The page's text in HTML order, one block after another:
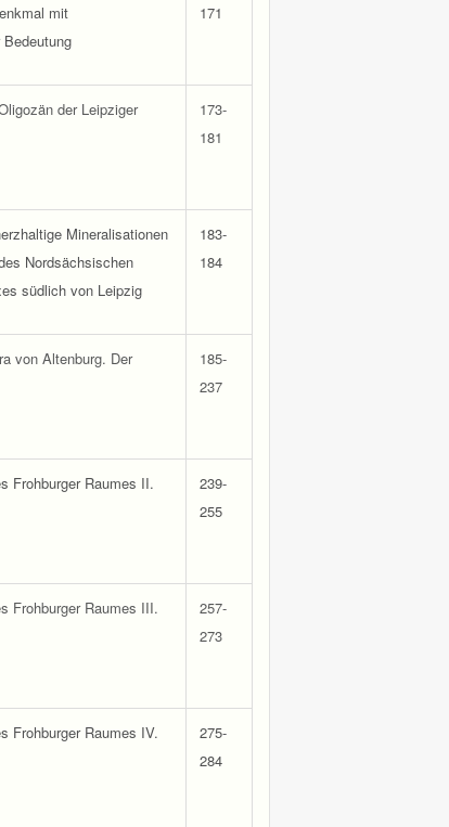
mit
171
der Leipziger
173-
181
Mineralisationen
Nordsächsischen
südlich von Leipzig
183-
184
von Altenburg. Der
185-
237
Frohburger Raumes II.
239-
255
Frohburger Raumes III.
257-
273
Frohburger Raumes IV.
275-
284